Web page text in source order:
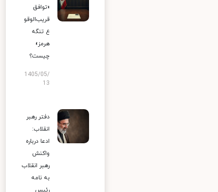
«توافق
قریب‌الوقو
ع تنگه
هرمز»
چیست؟
1405/05/
13
دفتر رهبر
انقلاب:
ادعا درباره
واکنش
رهبر انقلاب
به نامه
رئیس